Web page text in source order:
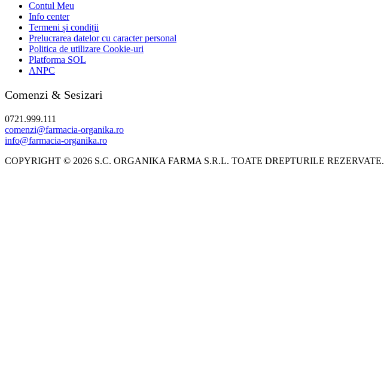
Contul Meu
Info center
Termeni și condiții
Prelucrarea datelor cu caracter personal
Politica de utilizare Cookie-uri
Platforma SOL
ANPC
Comenzi & Sesizari
0721.999.111
comenzi@farmacia-organika.ro
info@farmacia-organika.ro
COPYRIGHT © 2026 S.C. ORGANIKA FARMA S.R.L. TOATE DREPTURILE REZERVATE.